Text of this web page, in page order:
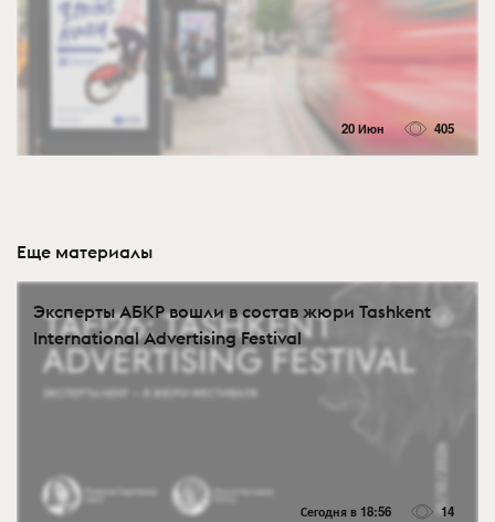
20 Июн 405
Еще материалы
Эксперты АБКР вошли в состав жюри Tashkent
International Advertising Festival
Сегодня в 18:56 14